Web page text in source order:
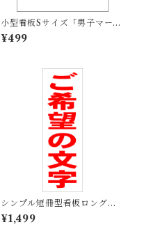
小型看板Sサイズ「男子マーク
（青）」 屋外可【その他・マ
ーク】
¥499
シンプル短冊型看板ロング
「ご希望の文字（赤）」【オ
リジナル・オーダー】屋外可
¥1,499